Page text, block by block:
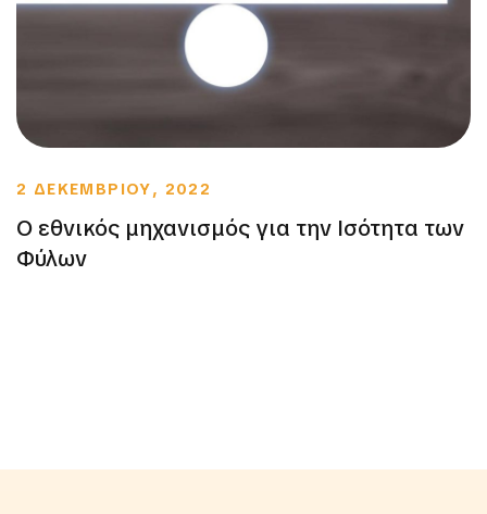
2 ΔΕΚΕΜΒΡΙΟΥ, 2022
Ο εθνικός μηχανισμός για την Ισότητα των
Φύλων